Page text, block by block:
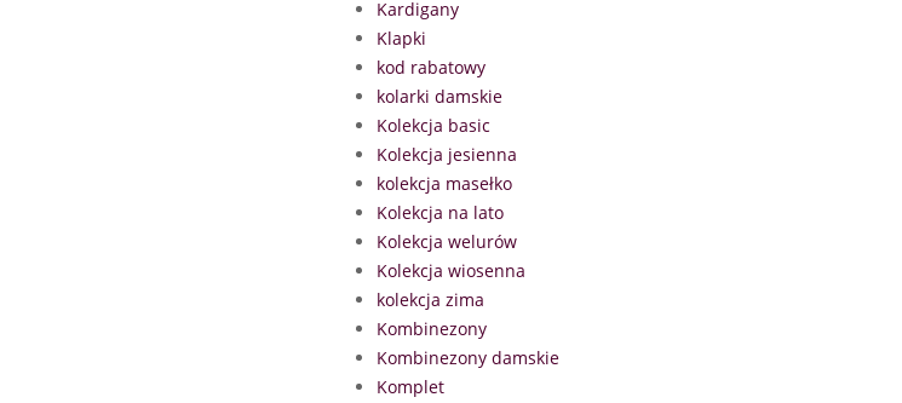
Kardigany
Klapki
kod rabatowy
kolarki damskie
Kolekcja basic
Kolekcja jesienna
kolekcja masełko
Kolekcja na lato
Kolekcja welurów
Kolekcja wiosenna
kolekcja zima
Kombinezony
Kombinezony damskie
Komplet